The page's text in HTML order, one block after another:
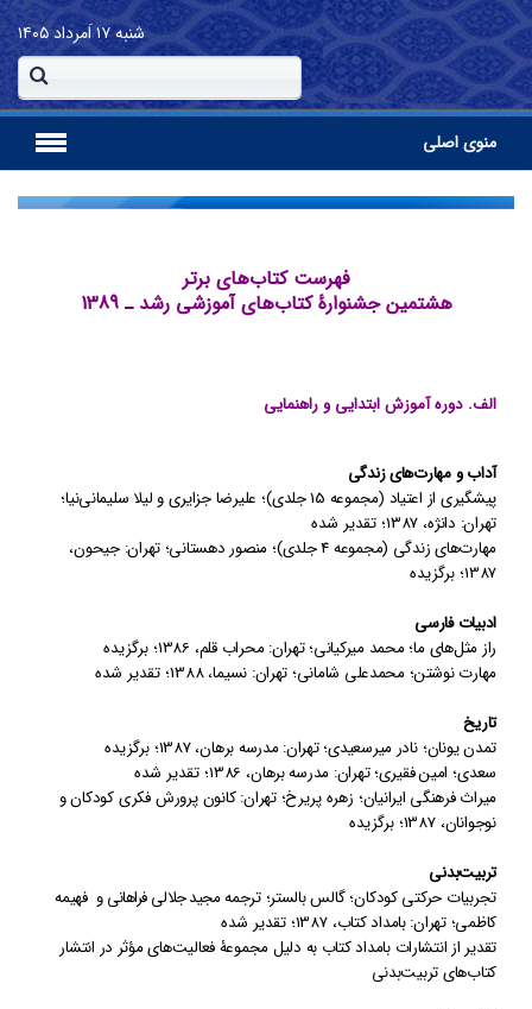
شنبه۱۷ اَمرداد ۱۴۰۵
منوی اصلی
فهرست کتاب‌های برتر
هشتمین جشنوارۀ کتاب‌های آموزشی رشد ـ 1389
الف. دوره آموزش ابتدایی و راهنمایی
آداب و مهارت‌های زندگی
پیشگیری از اعتیاد (مجموعه 15 جلدی)
؛ علیرضا جزایری و لیلا سلیمانی‌نیا؛
تهران: دانژه، 1387؛ تقدیر شده
مهارت‌های زندگی (مجموعه 4 جلدی)
؛منصور دهستانی؛ تهران: جیحون،
1387؛ برگزیده
ادبیات فارسی
راز مثل‌های ما؛محمد میرکیانی؛ تهران: محراب قلم، 1386؛برگزیده
مهارت نوشتن؛محمدعلی شامانی؛ تهران: نسیما،1388؛ تقدیر شده
تاریخ
تمدن یونان؛نادر میرسعیدی؛ تهران: مدرسه برهان،1387؛برگزیده
سعدی؛ امین فقیری؛ تهران: مدرسه برهان، 1386؛ تقدیر شده
میراث فرهنگی ایرانیان؛ زهره پریرخ؛ تهران:کانون پرورش فکری کودکان و
نوجوانان،1387؛برگزیده
تربیت‌بدنی
تجربیات حرکتی کودکان؛گالس بالستر؛ ترجمهمجید جلالی‌ فراهانی و فهیمه
کاظمی؛ تهران: بامداد کتاب،1387؛تقدیر شده
تقدیر از انتشارات بامداد کتاب به دلیل مجموعۀ فعالیت‌های مؤثر در انتشار
کتاب‌های تربیت‌بدنی